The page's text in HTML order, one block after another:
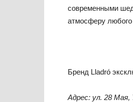
современными
атмосферу любого
Бренд Lladró
Адрес: ул. 28 Мая,